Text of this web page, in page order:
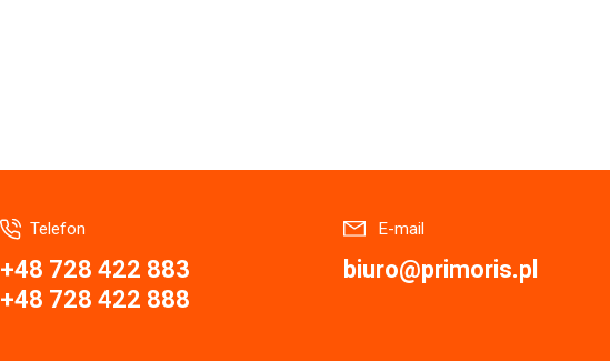
Telefon
+48 728 422 883
+48 728 422 888
E-mail
biuro@primoris.pl